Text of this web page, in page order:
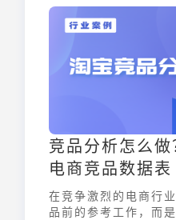
面解析快手数据分析
能，以及如何利用数
入快手的新手，还是
从中受益。
竞品分析怎么
电商竞品数据表
在竞争激烈的电商行
品前的参考工作，而